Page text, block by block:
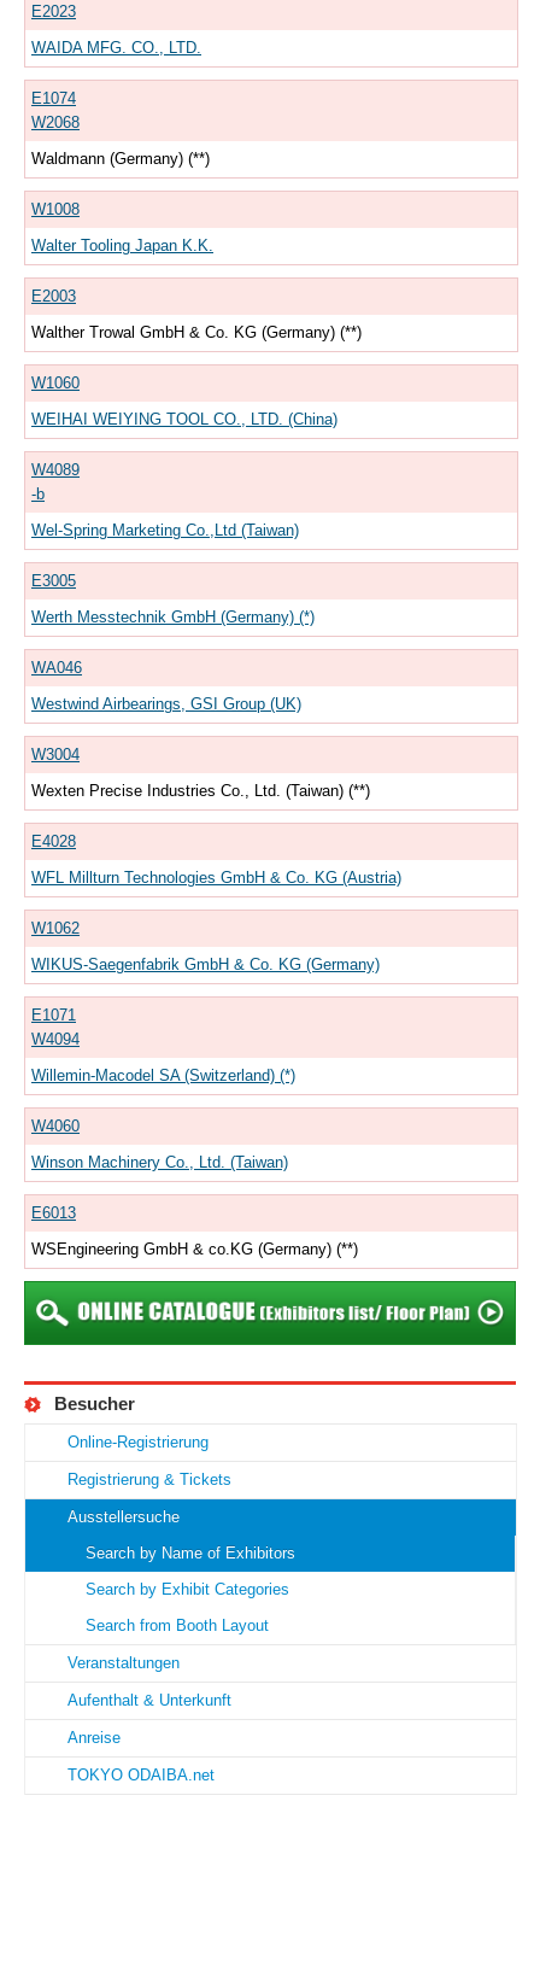
E2023
WAIDA MFG. CO., LTD.
E1074
W2068
Waldmann (Germany) (**)
W1008
Walter Tooling Japan K.K.
E2003
Walther Trowal GmbH & Co. KG (Germany) (**)
W1060
WEIHAI WEIYING TOOL CO., LTD. (China)
W4089
-b
Wel-Spring Marketing Co.,Ltd (Taiwan)
E3005
Werth Messtechnik GmbH (Germany) (*)
WA046
Westwind Airbearings, GSI Group (UK)
W3004
Wexten Precise Industries Co., Ltd. (Taiwan) (**)
E4028
WFL Millturn Technologies GmbH & Co. KG (Austria)
W1062
WIKUS-Saegenfabrik GmbH & Co. KG (Germany)
E1071
W4094
Willemin-Macodel SA (Switzerland) (*)
W4060
Winson Machinery Co., Ltd. (Taiwan)
E6013
WSEngineering GmbH & co.KG (Germany) (**)
Besucher
Online-Registrierung
Registrierung & Tickets
Ausstellersuche
Search by Name of Exhibitors
Search by Exhibit Categories
Search from Booth Layout
Veranstaltungen
Aufenthalt & Unterkunft
Anreise
TOKYO ODAIBA.net